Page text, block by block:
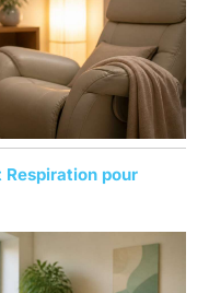
pour